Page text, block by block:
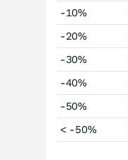
-10%
-20%
-30%
-40%
-50%
< -50%